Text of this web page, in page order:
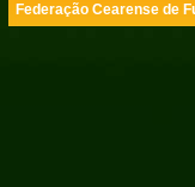
Federação Cearense de